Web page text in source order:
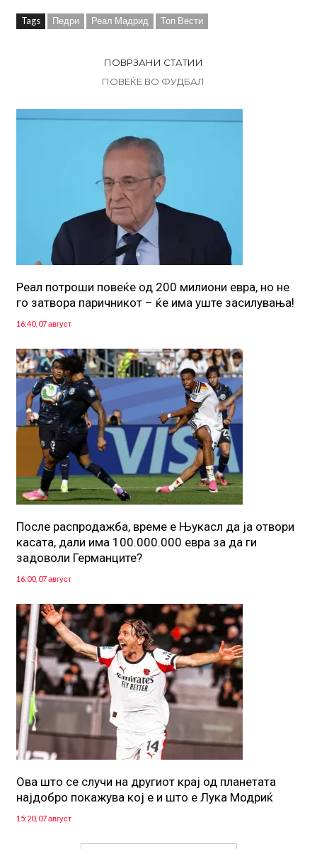
Tags Педри Реал Мадрид Топ Вести
ПОВРЗАНИ СТАТИИ
ПОВЕЌЕ ВО ФУДБАЛ
Реал потроши повеќе од 200 милиони евра, но не
го затвора паричникот – ќе има уште засилувања!
16:40, 07 август
После распродажба, време е Њукасл да ја отвори
касата, дали има 100.000.000 евра за да ги
задоволи Германците?
16:00, 07 август
Ова што се случи на другиот крај од планетата
најдобро покажува кој е и што е Лука Модриќ
15:20, 07 август